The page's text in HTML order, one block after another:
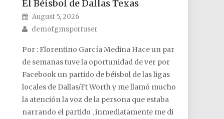
El Béisbol de Dallas Texas
Posted on
August 5, 2026
Author
demofgmsportuser
Por : Florentino García Medina Hace un par
de semanas tuve la oportunidad de ver por
Facebook un partido de béisbol de las ligas
locales de Dallas/Ft Worth y me llamó mucho
la atención la voz de la persona que estaba
narrando el partido , inmediatamente me di